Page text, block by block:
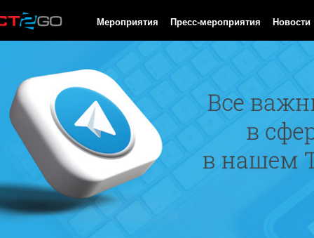
Мероприятия Пресс-мероприятия Новости